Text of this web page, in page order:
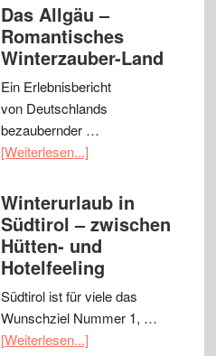
Das Allgäu –
Romantisches
Winterzauber-Land
Ein Erlebnisbericht
von Deutschlands
bezaubernder …
[Weiterlesen...]
Winterurlaub in
Südtirol – zwischen
Hütten- und
Hotelfeeling
Südtirol ist für viele das
Wunschziel Nummer 1, …
[Weiterlesen...]